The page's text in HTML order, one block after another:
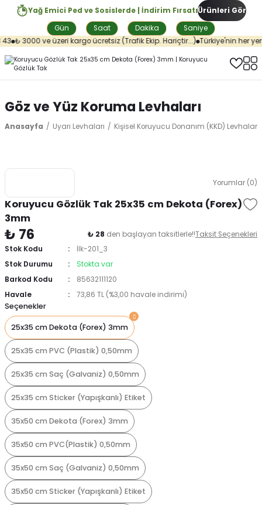
Yağ Emici Ped ve Sosislerde | İndirim Fırsatı
Gün
Saat Dakika Saniye
Ürünleri Gör
₺ 3000 ve üzeri kargo ücretsiz (Trafik Ekip. Hariçtir...) Türkiye'nin her
Göz ve Yüz Koruma Levhaları
Anasayfa Uyarı Levhaları Kişisel Koruyucu Donanım (KKD) Levhaları
Yorumlar (0)
Koruyucu Gözlük Tak 25x35 cm Dekota (Forex)
3mm
₺ 76 ₺ 28 den başlayan taksitlerle!!Taksit Seçenekleri
Stok Kodu
İlk-201_3
Stok Durumu
Stokta var
Barkod Kodu
85632111120
Havale
73,86 TL (%3,00 havale indirimi)
Seçenekler
25x35 cm Dekota (Forex) 3mm
25x35 cm PVC (Plastik) 0,50mm
25x35 cm Saç (Galvaniz) 0,50mm
25x35 cm Sticker (Yapışkanlı) Etiket
35x50 cm Dekota (Forex) 3mm
35x50 cm PVC(Plastik) 0,50mm
35x50 cm Saç (Galvaniz) 0,50mm
35x50 cm Sticker (Yapışkanlı) Etiket